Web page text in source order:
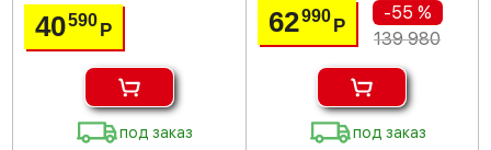
40590Р
под заказ
62990 Р
-55 %
139 980
под заказ